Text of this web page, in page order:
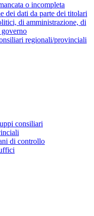
o incompleta
dei dati da parte dei titolari
di amministrazione, di
regionali/provinciali
consiliari
di controllo